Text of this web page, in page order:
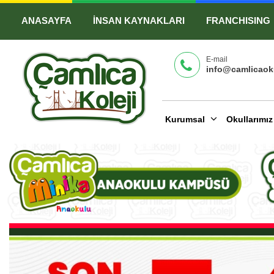
ANASAYFA İNSAN KAYNAKLARI FRANCHISING
E-mail
Kurumsal